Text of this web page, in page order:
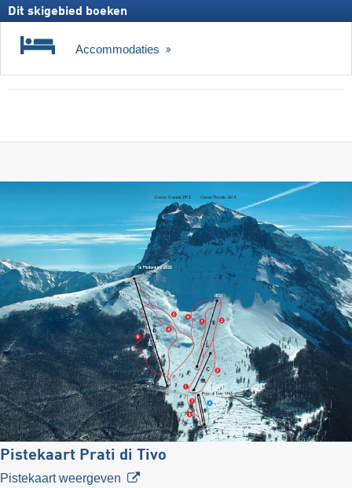
Dit skigebied boeken
Accommodaties
Pistekaart Prati di Tivo
Pistekaart weergeven